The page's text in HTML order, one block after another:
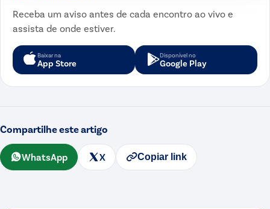
Receba um aviso antes de cada encontro ao vivo e
assista de onde estiver.
Baixar na
App Store
Disponível no
Google Play
Compartilhe este artigo
WhatsApp X Copiar link